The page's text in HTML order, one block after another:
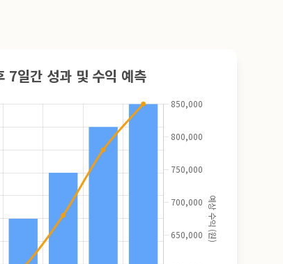
7일간 성과 및 수익 예측